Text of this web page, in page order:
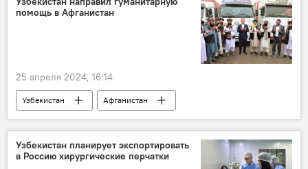
ИННОПРОМ. Центральная Азия - 2024
помощь в Афганистан
25 апреля 2024, 16:14
Узбекистан
Афганистан
гуманитарная помощь
Сурхандарьинская область
продукты
Узбекистан планирует экспортировать
в Россию хирургические перчатки